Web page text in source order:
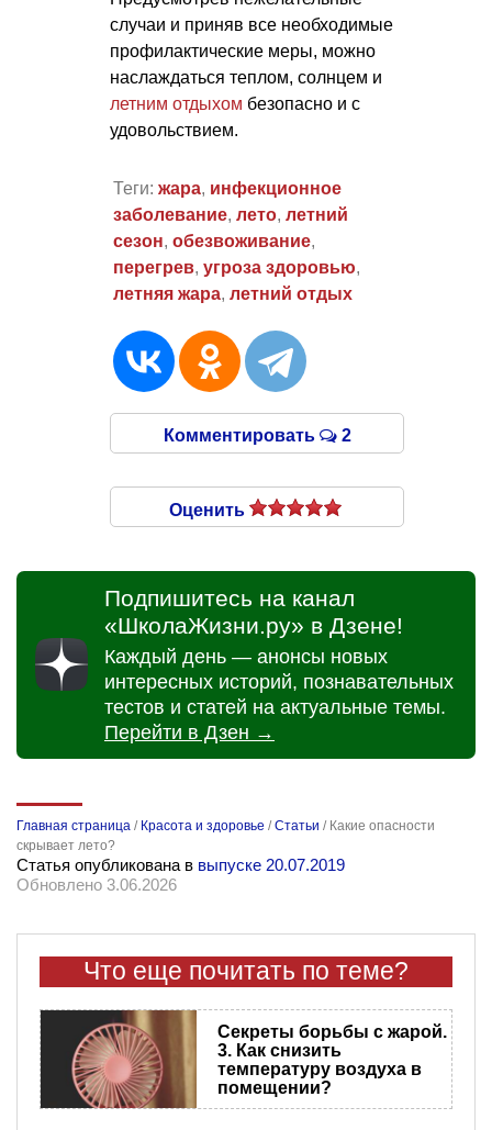
случаи и приняв все необходимые
профилактические меры, можно
наслаждаться теплом, солнцем и
летним отдыхом безопасно и с
удовольствием.
Теги: жара, инфекционное
заболевание, лето, летний
сезон, обезвоживание,
перегрев, угроза здоровью,
летняя жара, летний отдых
Комментировать 2
Оценить
Подпишитесь на канал
«ШколаЖизни.ру» в Дзене!
Каждый день — анонсы новых
интересных историй, познавательных
тестов и статей на актуальные темы.
Перейти в Дзен →
Главная страница / Красота и здоровье /Статьи / Какие опасности
скрывает лето?
Статья опубликована в выпуске 20.07.2019
Обновлено 3.06.2026
Что еще почитать по теме?
Секреты борьбы с жарой.
3. Как снизить
температуру воздуха в
помещении?